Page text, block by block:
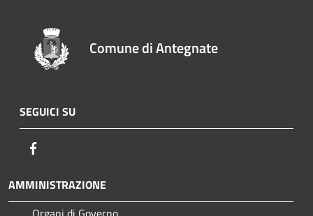
Comune di Antegnate
SEGUICI SU
AMMINISTRAZIONE